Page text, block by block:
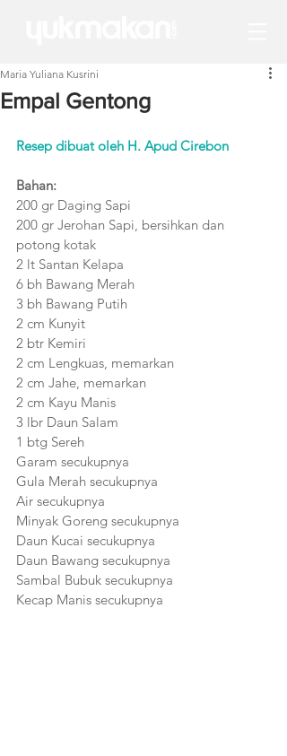
Empal Gentong
Maria Yuliana Kusrini
Resep dibuat oleh H. Apud Cirebon
Bahan:
200 gr Daging Sapi
200 gr Jerohan Sapi, bersihkan dan
potong kotak
2 lt Santan Kelapa
6 bh Bawang Merah
3 bh Bawang Putih
2 cm Kunyit
2 btr Kemiri
2 cm Lengkuas, memarkan
2 cm Jahe, memarkan
2 cm Kayu Manis
3 lbr Daun Salam
1 btg Sereh
Garam secukupnya
Gula Merah secukupnya
Air secukupnya
Minyak Goreng secukupnya
Daun Kucai secukupnya
Daun Bawang secukupnya
Sambal Bubuk secukupnya
Kecap Manis secukupnya